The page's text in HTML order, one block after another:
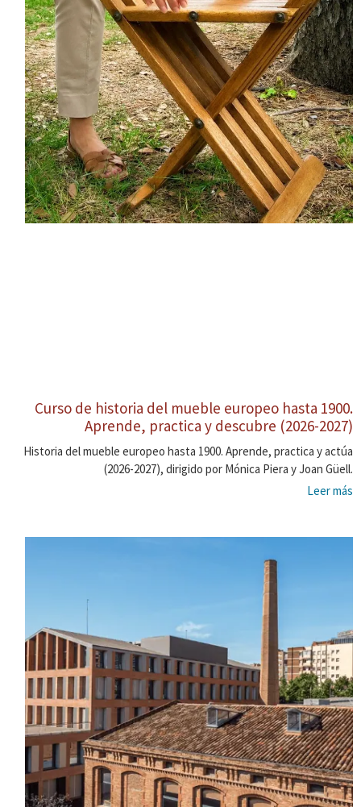
Curso de historia del mueble europeo hasta 1900.
Aprende, practica y descubre (2026-2027)
Historia del mueble europeo hasta 1900. Aprende, practica y actúa
(2026-2027), dirigido por Mónica Piera y Joan Güell.
Leer más